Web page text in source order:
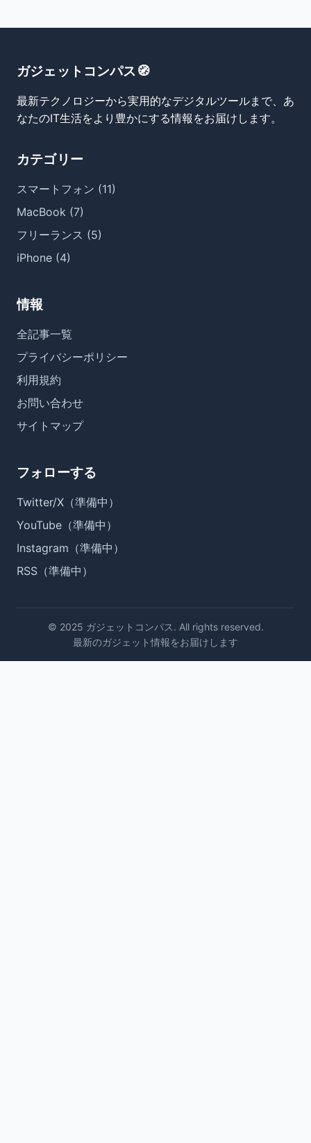
ガジェットコンパス🧭
最新テクノロジーから実用的なデジタルツールまで、あ
なたのIT生活をより豊かにする情報をお届けします。
カテゴリー
スマートフォン (11)
MacBook (7)
フリーランス (5)
iPhone (4)
情報
全記事一覧
プライバシーポリシー
利用規約
お問い合わせ
サイトマップ
フォローする
Twitter/X（準備中）
YouTube（準備中）
Instagram（準備中）
RSS（準備中）
© 2025 ガジェットコンパス. All rights reserved.
最新のガジェット情報をお届けします